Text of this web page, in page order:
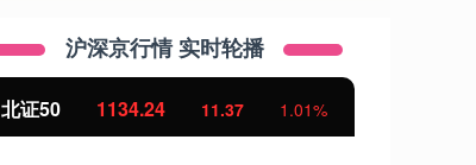
沪深京行情 实时轮播
北证50 1134.24 11.37 1.01%